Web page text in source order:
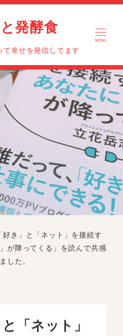
発酵食
て幸せを発信してます
MENU
好き」と「ネット」を接続す
が降ってくる」を読んで共感
した。
「ネット」